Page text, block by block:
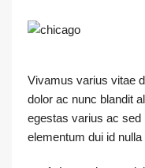
Vivamus varius vitae
dolor ac nunc blandit
egestas varius ac
elementum dui id